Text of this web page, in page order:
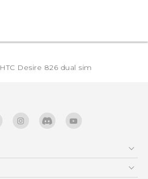
HTC Desire 826 dual sim‎